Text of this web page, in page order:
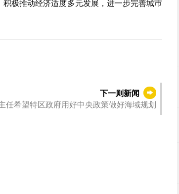
极推动经济适度多元发展，进一步完善城巿
下一则新闻
任希望特区政府用好中央政策做好海域规划